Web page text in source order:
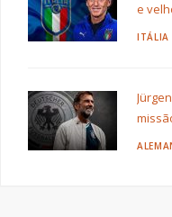
e
ITÁLIA